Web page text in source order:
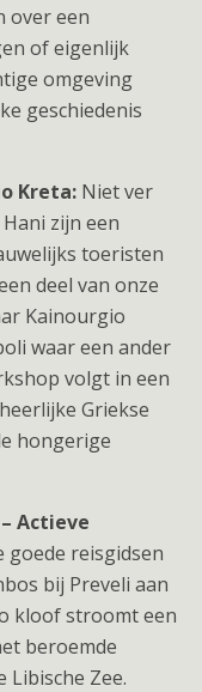
over een
of eigenlijk
omgeving
geschiedenis
Kreta: Niet ver
zijn een
toeristen
deel van onze
Kainourgio
waar een ander
volgt in een
Griekse
hongerige
Actieve
goede reisgidsen
bij Preveli aan
kloof stroomt een
beroemde
Libische Zee.